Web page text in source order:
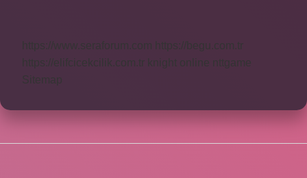
https://www.seraforum.com
https://begu.com.tr
https://elifcicekcilik.com.tr
knight online
nttgame